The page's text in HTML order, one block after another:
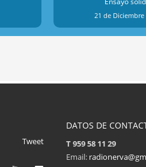
21 de Diciembre
Tweet
DATOS DE
T 959 58 11 29
Email: